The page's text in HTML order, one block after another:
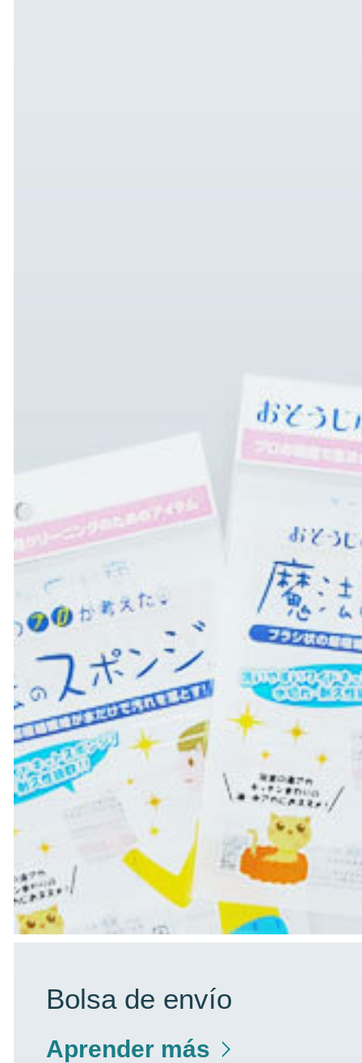
Bolsa de envío
Aprender más